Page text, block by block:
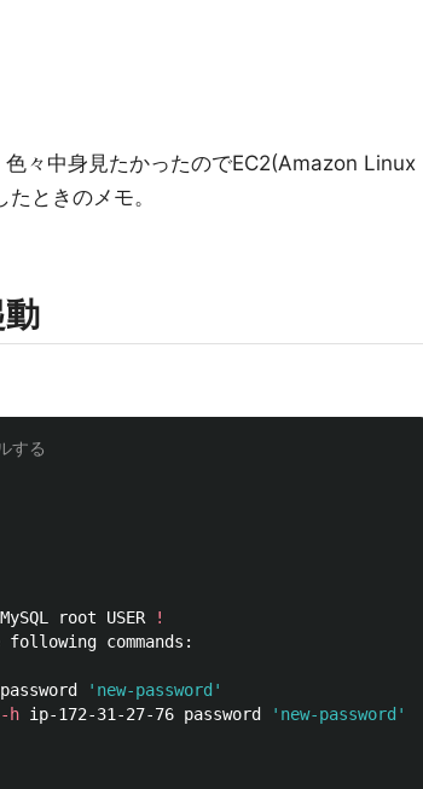
々中身見たかったのでEC2(Amazon Linux
ときのメモ。
する
MySQL root USER
!
commands:
'new-password'
-h ip-172-31-27-76 password 'new-password'